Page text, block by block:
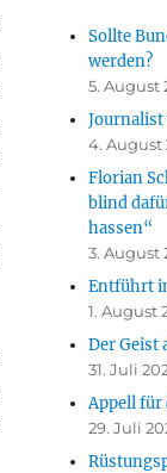
Sollte
werden?
5. August
4. August
Florian
blind
hassen“
3. August
Entführt
1. August
Der Geist
31. Juli
Appell für
29. Juli